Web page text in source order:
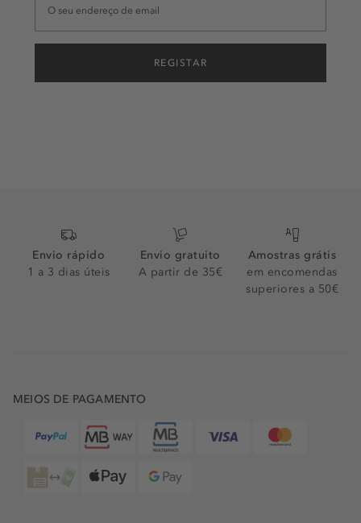
REGISTAR
Envio rápido
1 a 3 dias úteis
Envio gratuito
A partir de 35€
Amostras grátis
em encomendas
superiores a 50€
MEIOS DE PAGAMENTO